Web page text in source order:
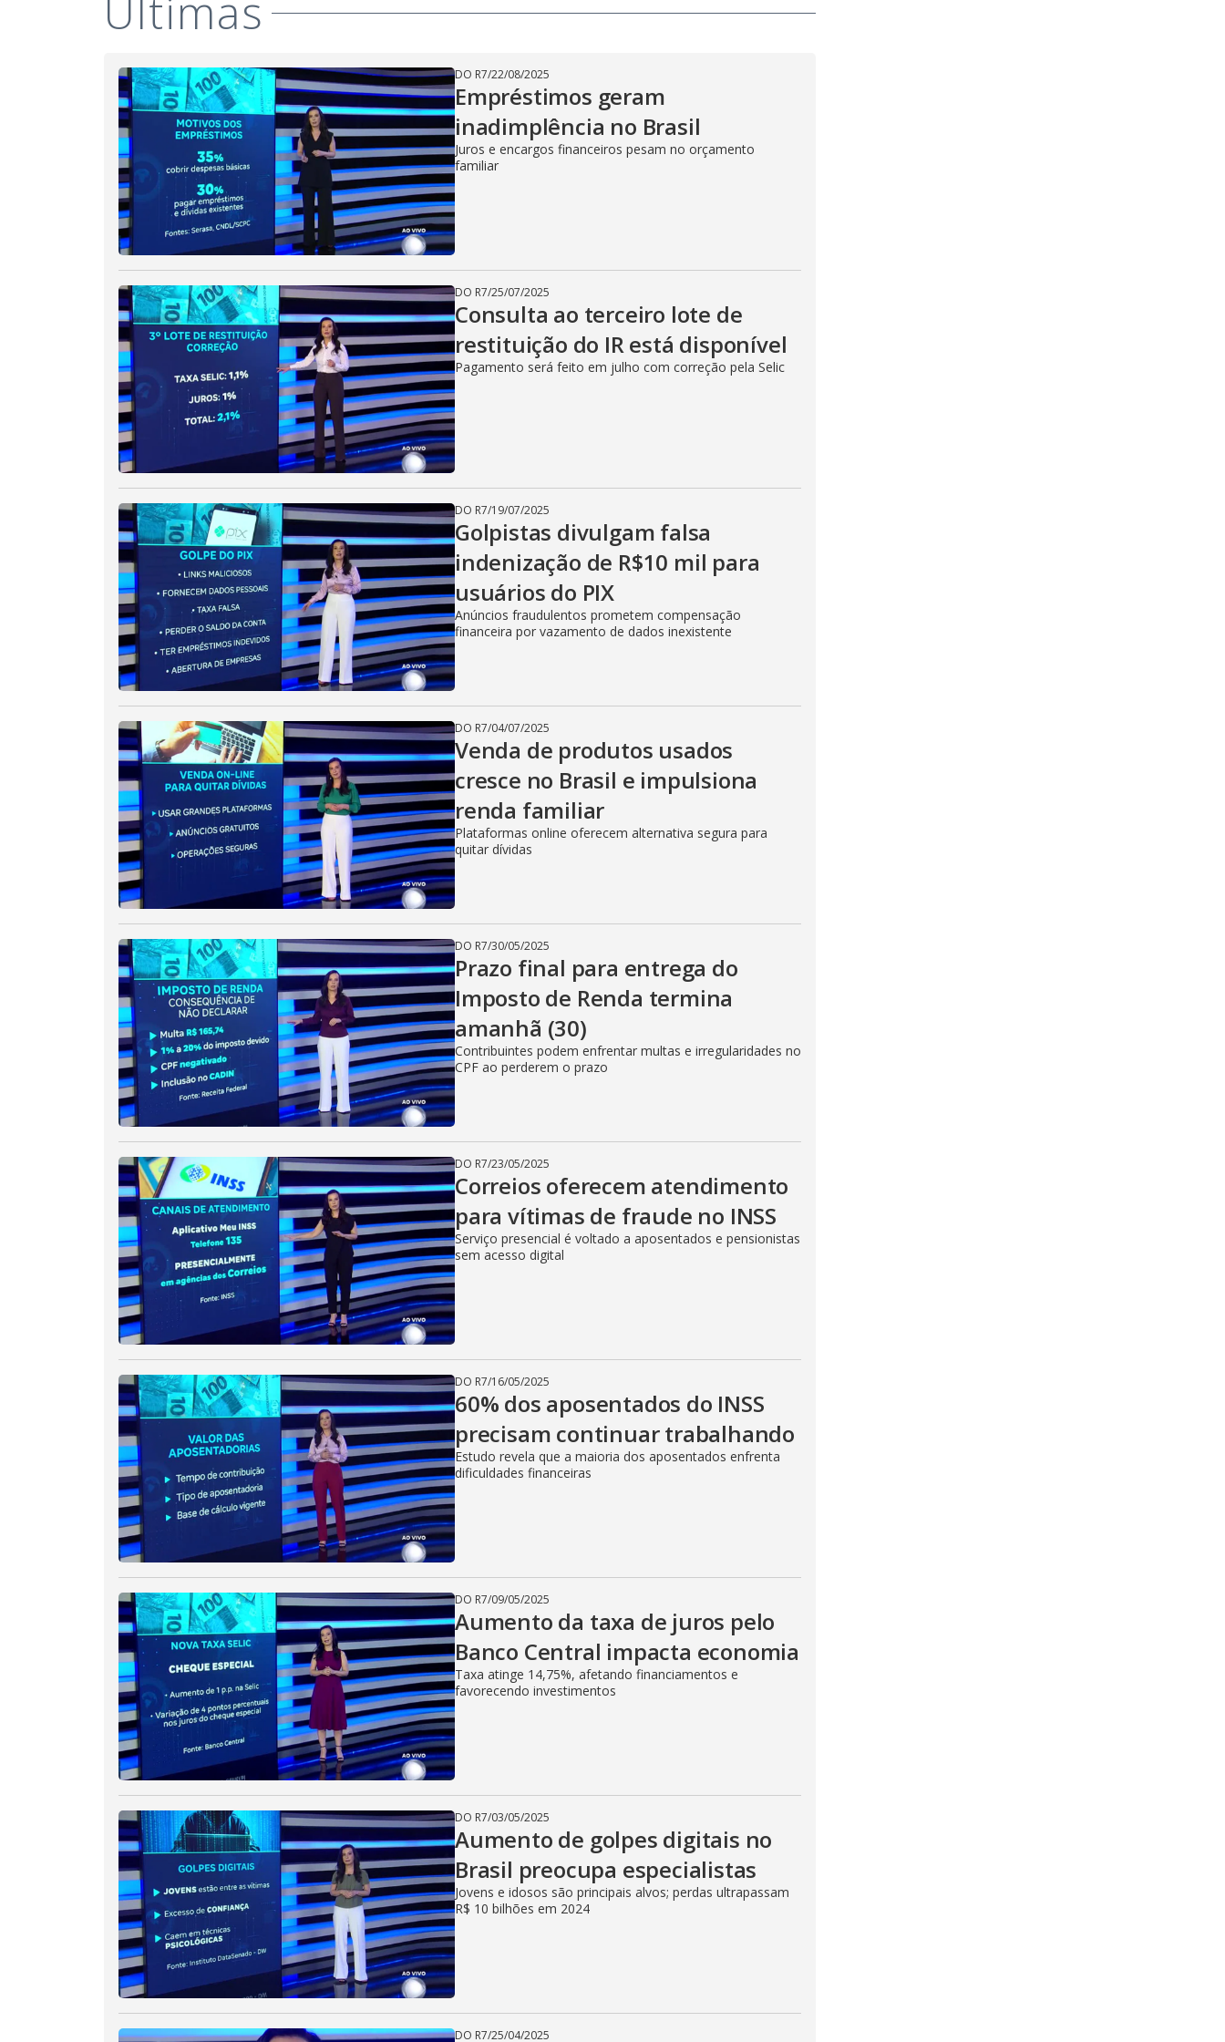
V
i
d
e
o
Últimas
DO R7/22/08/2025
Empréstimos geram
inadimplência no Brasil
Juros e encargos financeiros pesam no orçamento
familiar
DO R7/25/07/2025
Consulta ao terceiro lote de
restituição do IR está disponível
Pagamento será feito em julho com correção pela Selic
DO R7/19/07/2025
Golpistas divulgam falsa
indenização de R$10 mil para
usuários do PIX
Anúncios fraudulentos prometem compensação
financeira por vazamento de dados inexistente
DO R7/04/07/2025
Venda de produtos usados
cresce no Brasil e impulsiona
renda familiar
Plataformas online oferecem alternativa segura para
quitar dívidas
DO R7/30/05/2025
Prazo final para entrega do
Imposto de Renda termina
amanhã (30)
Contribuintes podem enfrentar multas e irregularidades no
CPF ao perderem o prazo
DO R7/23/05/2025
Correios oferecem atendimento
para vítimas de fraude no INSS
Serviço presencial é voltado a aposentados e pensionistas
sem acesso digital
DO R7/16/05/2025
60% dos aposentados do INSS
precisam continuar trabalhando
Estudo revela que a maioria dos aposentados enfrenta
dificuldades financeiras
DO R7/09/05/2025
Aumento da taxa de juros pelo
Banco Central impacta economia
Taxa atinge 14,75%, afetando financiamentos e
favorecendo investimentos
DO R7/03/05/2025
Aumento de golpes digitais no
Brasil preocupa especialistas
Jovens e idosos são principais alvos; perdas ultrapassam
R$ 10 bilhões em 2024
DO R7/25/04/2025